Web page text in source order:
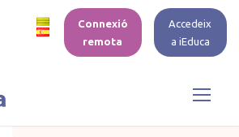
Connexió
remota
Accedeix
a iEduca